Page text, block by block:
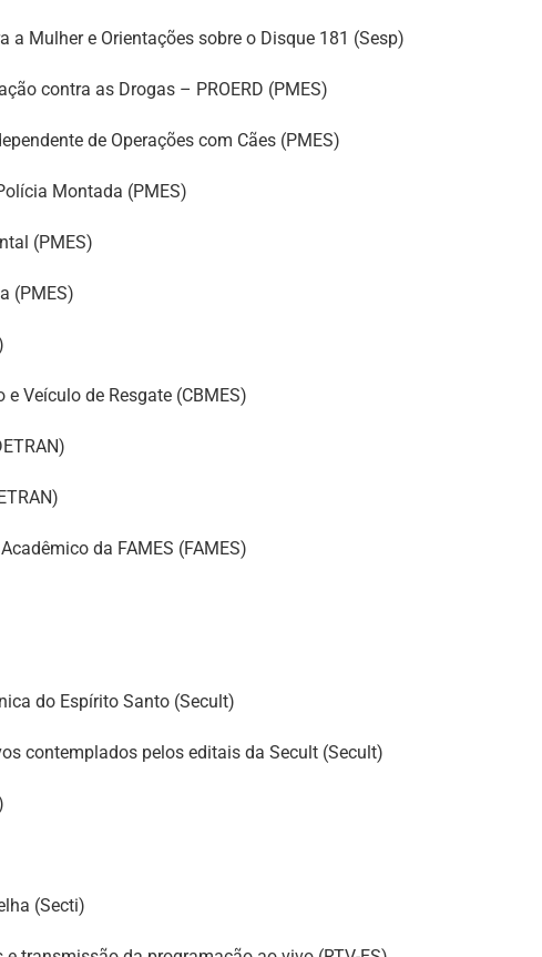
a Mulher e Orientações sobre o Disque 181 (Sesp)
contra as Drogas – PROERD (PMES)
de Operações com Cães (PMES)
Montada (PMES)
(PMES)
(PMES)
Veículo de Resgate (CBMES)
da FAMES (FAMES)
do Espírito Santo (Secult)
contemplados pelos editais da Secult (Secult)
(Secti)